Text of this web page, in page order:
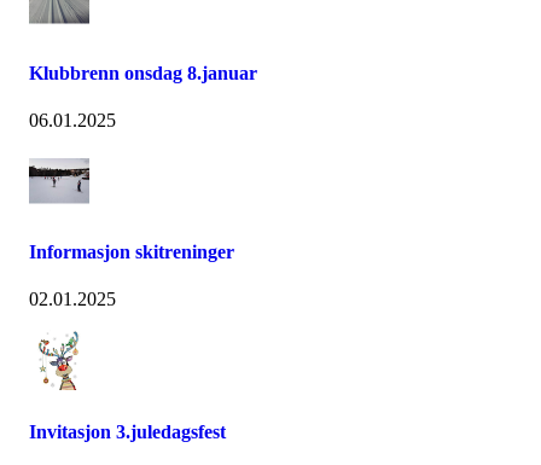
Klubbrenn onsdag 8.januar
06.01.2025
Informasjon skitreninger
02.01.2025
Invitasjon 3.juledagsfest